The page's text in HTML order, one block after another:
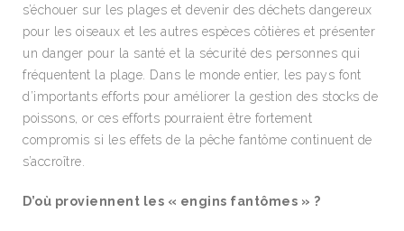
s’échouer sur les plages et devenir des déchets dangereux
pour les oiseaux et les autres espèces côtières et présenter
un danger pour la santé et la sécurité des personnes qui
fréquentent la plage. Dans le monde entier, les pays font
d’importants efforts pour améliorer la gestion des stocks de
poissons, or ces efforts pourraient être fortement
compromis si les effets de la pêche fantôme continuent de
s’accroître.
D’où proviennent les « engins fantômes » ?